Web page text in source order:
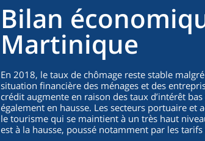
Bilan
Martinique
En 2018, le taux de chômage reste stable
situation financière des ménages et des
crédit augmente en raison des taux d’intérêt
également en hausse. Les secteurs portuaire
le tourisme qui se maintient à un très haut
est à la hausse, poussé notamment par les tarifs